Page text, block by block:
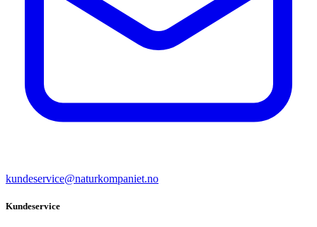
kundeservice@naturkompaniet.no
Kundeservice